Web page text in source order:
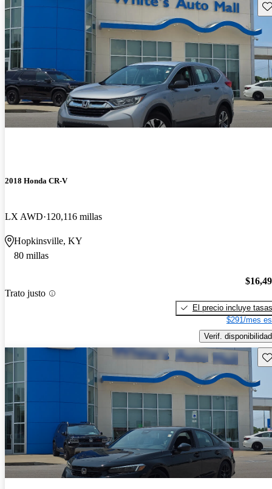
2018 Honda CR-V
LX AWD 120,116 millas
Hopkinsville, KY
80 millas
Trato justo
El precio incluye tasas
$291/mes
Verif. disponibilidad